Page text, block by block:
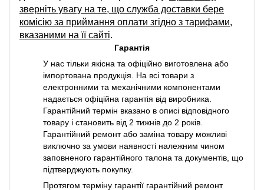
зверніть увагу на те, що служба доставки бере
комісію за приймання оплати згідно з тарифами,
вказаними на її сайті.
Гарантія
У нас тільки якісна та офіційно виготовлена або
імпортована продукція. На всі товари з
електронними та механічними компонентами
надається офіційна гарантія від виробника.
Гарантійний термін вказано в описі відповідного
товару і становить від 2 тижнів до 2 років.
Гарантійний ремонт або заміна товару можливі
виключно за умови наявності належним чином
заповненого гарантійного талона та документів, що
підтверджують покупку.
Протягом терміну гарантії гарантійний ремонт